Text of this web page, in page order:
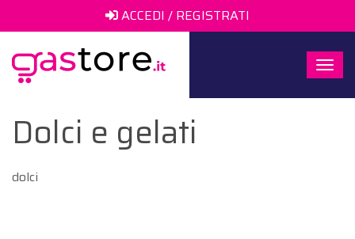
ACCEDI / REGISTRATI
Dolci e gelati
dolci